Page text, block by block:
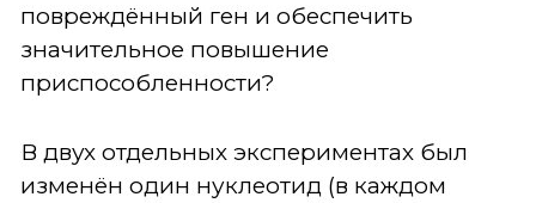
повреждённый ген и обеспечить
значительное повышение
приспособленности?
В двух отдельных экспериментах был
изменён один нуклеотид (в каждом